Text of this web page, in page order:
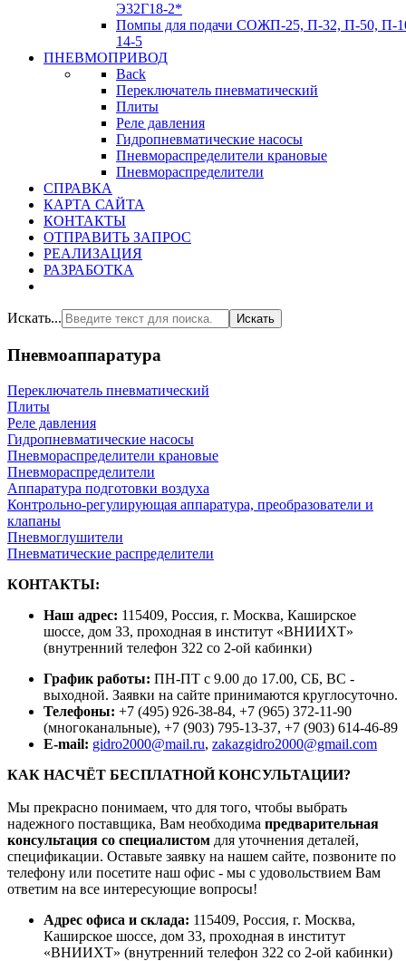
Э32Г18-2*
Помпы для подачи СОЖП-25, П-32, П-50, П-
14-5
ПНЕВМОПРИВОД
Back
Переключатель пневматический
Плиты
Реле давления
Гидропневматические насосы
Пневмораспределители крановые
Пневмораспределители
СПРАВКА
КАРТА САЙТА
КОНТАКТЫ
ОТПРАВИТЬ ЗАПРОС
РЕАЛИЗАЦИЯ
РАЗРАБОТКА
Искать... Искать
Пневмоаппаратура
Переключатель пневматический
Плиты
Реле давления
Гидропневматические насосы
Пневмораспределители крановые
Пневмораспределители
Аппаратура подготовки воздуха
Контрольно-регулирующая аппаратура, преобразователи и
клапаны
Пневмоглушители
Пневматические распределители
КОНТАКТЫ:
Наш адрес: 115409, Россия, г. Москва, Каширское
шоссе, дом 33, проходная в институт «ВНИИХТ»
(внутренний телефон 322 со 2-ой кабинки)
График работы: ПН-ПТ с 9.00 до 17.00, СБ, ВС -
выходной. Заявки на сайте принимаются круглосуточно.
Телефоны: +7 (495) 926-38-84, +7 (965) 372-11-90
(многоканальные), +7 (903) 795-13-37, +7 (903) 614-46-89
E-mail: gidro2000@mail.ru, zakazgidro2000@gmail.com
КАК НАСЧЁТ БЕСПЛАТНОЙ КОНСУЛЬТАЦИИ?
Мы прекрасно понимаем, что для того, чтобы выбрать
надежного поставщика, Вам необходима предварительная
консультация со специалистом для уточнения деталей,
спецификации. Оставьте заявку на нашем сайте, позвоните по
телефону или посетите наш офис - мы с удовольствием Вам
ответим на все интересующие вопросы!
Адрес офиса и склада: 115409, Россия, г. Москва,
Каширское шоссе, дом 33, проходная в институт
«ВНИИХТ» (внутренний телефон 322 со 2-ой кабинки)